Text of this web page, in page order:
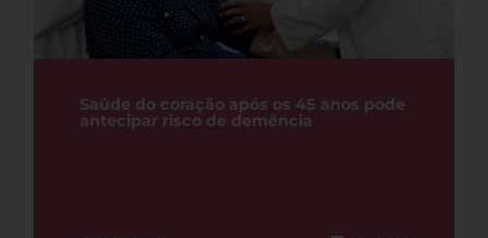
Saúde do coração após os 45 anos pode
antecipar risco de demência